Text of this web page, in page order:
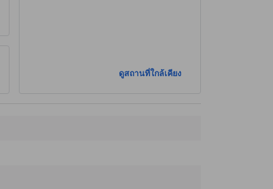
ดูสถานที่ใกล้เคียง